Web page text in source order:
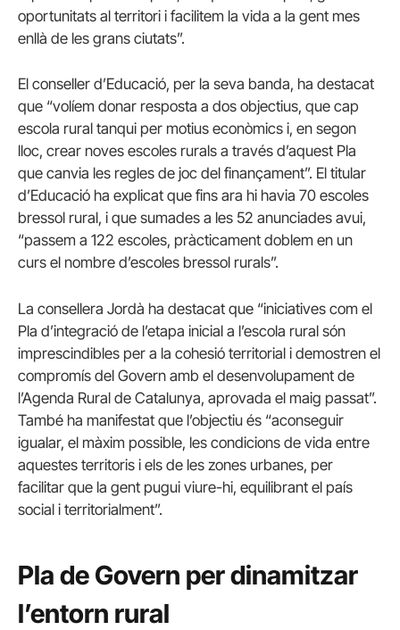
oportunitats al territori i facilitem la vida a la gent mes
enllà de les grans ciutats”.
El conseller d’Educació, per la seva banda, ha destacat
que “volíem donar resposta a dos objectius, que cap
escola rural tanqui per motius econòmics i, en segon
lloc, crear noves escoles rurals a través d’aquest Pla
que canvia les regles de joc del finançament”. El titular
d’Educació ha explicat que fins ara hi havia 70 escoles
bressol rural, i que sumades a les 52 anunciades avui,
“passem a 122 escoles, pràcticament doblem en un
curs el nombre d’escoles bressol rurals”.
La consellera Jordà ha destacat que “iniciatives com el
Pla d’integració de l’etapa inicial a l’escola rural són
imprescindibles per a la cohesió territorial i demostren el
compromís del Govern amb el desenvolupament de
l’Agenda Rural de Catalunya, aprovada el maig passat”.
També ha manifestat que l’objectiu és “aconseguir
igualar, el màxim possible, les condicions de vida entre
aquestes territoris i els de les zones urbanes, per
facilitar que la gent pugui viure-hi, equilibrant el país
social i territorialment”.
Pla de Govern per dinamitzar
l’entorn rural